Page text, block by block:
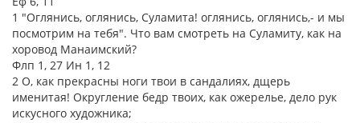
1 "Оглянись, оглянись, Суламита! оглянись, оглянись,- и мы
посмотрим на тебя". Что вам смотреть на Суламиту, как на
хоровод Манаимский?
Флп 1, 27 Ин 1, 12
2 О, как прекрасны ноги твои в сандалиях, дщерь
именитая! Округление бедр твоих, как ожерелье, дело рук
искусного художника;